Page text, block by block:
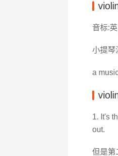
音标:英
小提琴
a
1. It's
out.
但是第